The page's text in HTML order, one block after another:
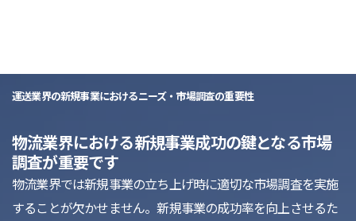
運送業界の新規事業におけるニーズ・市場調査の重要性
物流業界における新規事業成功の鍵となる市場
調査が重要です
物流業界では新規事業の立ち上げ時に適切な市場調査を実施
することが欠かせません。新規事業の成功率を向上させるた